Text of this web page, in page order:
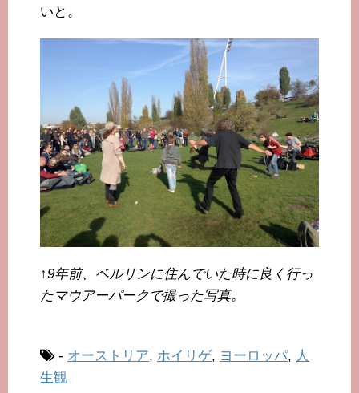
いと。
↑9年前、ベルリンに住んでいた時に良く行っ
たマウアーパークで撮った写真。
- オーストリア, ホイリゲ, ヨーロッパ, 人
生観